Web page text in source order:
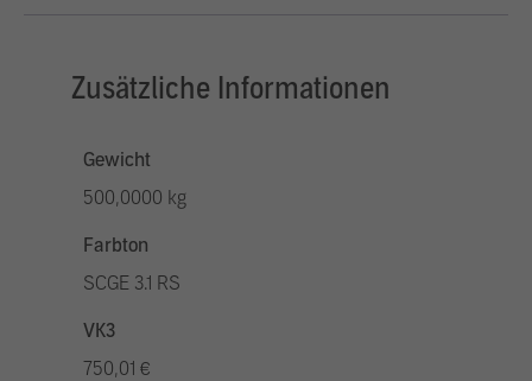
Zusätzliche Informationen
Gewicht
500,0000 kg
Farbton
SCGE 3.1 RS
VK3
750,01 €